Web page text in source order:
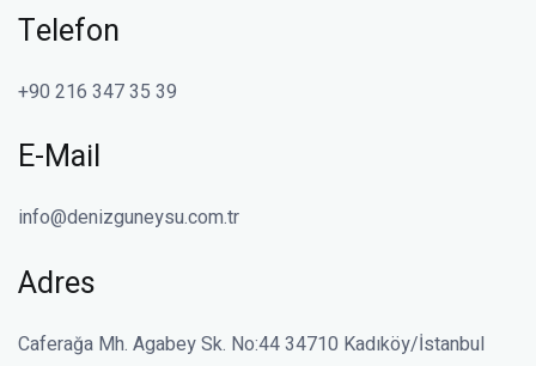
Telefon
+90 216 347 35 39
E-Mail
info@denizguneysu.com.tr
Adres
Caferağa Mh. Agabey Sk. No:44 34710 Kadıköy/İstanbul